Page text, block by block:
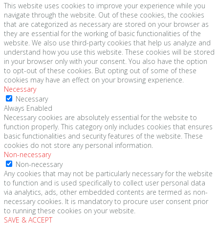
This website uses cookies to improve your experience while you
navigate through the website. Out of these cookies, the cookies
that are categorized as necessary are stored on your browser as
they are essential for the working of basic functionalities of the
website. We also use third-party cookies that help us analyze and
understand how you use this website. These cookies will be stored
in your browser only with your consent. You also have the option
to opt-out of these cookies. But opting out of some of these
cookies may have an effect on your browsing experience.
Necessary
Necessary
Always Enabled
Necessary cookies are absolutely essential for the website to
function properly. This category only includes cookies that ensures
basic functionalities and security features of the website. These
cookies do not store any personal information.
Non-necessary
Non-necessary
Any cookies that may not be particularly necessary for the website
to function and is used specifically to collect user personal data
via analytics, ads, other embedded contents are termed as non-
necessary cookies. It is mandatory to procure user consent prior
to running these cookies on your website.
SAVE & ACCEPT